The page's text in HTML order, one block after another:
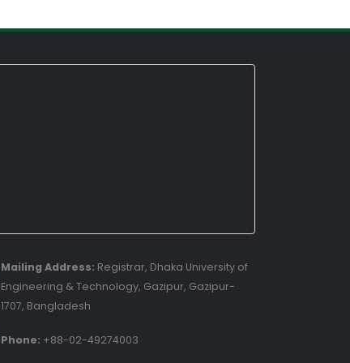
Mailing Address: Registrar, Dhaka University of
Engineering & Technology, Gazipur, Gazipur-
1707, Bangladesh
Phone: +88-02-49274003